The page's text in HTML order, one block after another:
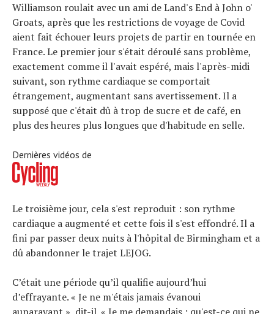
Williamson roulait avec un ami de Land's End à John o'
Groats, après que les restrictions de voyage de Covid
aient fait échouer leurs projets de partir en tournée en
France. Le premier jour s'était déroulé sans problème,
exactement comme il l'avait espéré, mais l'après-midi
suivant, son rythme cardiaque se comportait
étrangement, augmentant sans avertissement. Il a
supposé que c'était dû à trop de sucre et de café, en
plus des heures plus longues que d'habitude en selle.
Dernières vidéos de
Le troisième jour, cela s'est reproduit : son rythme
cardiaque a augmenté et cette fois il s'est effondré. Il a
fini par passer deux nuits à l'hôpital de Birmingham et a
dû abandonner le trajet LEJOG.
C’était une période qu’il qualifie aujourd’hui
d’effrayante. « Je ne m'étais jamais évanoui